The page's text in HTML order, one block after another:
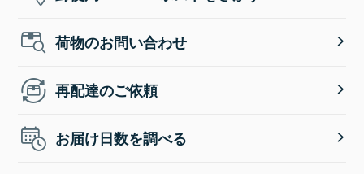
荷物のお問い合わせ
再配達のご依頼
お届け日数を調べる